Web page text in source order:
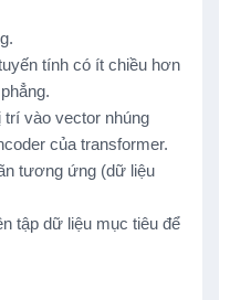
tính có ít chiều hơn
vào vector nhúng
của transformer.
tương ứng (dữ liệu
tập dữ liệu mục tiêu để